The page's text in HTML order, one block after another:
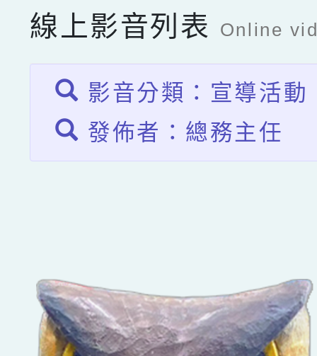
線上影音列表 Online
影音分類：宣導活動
發佈者：總務主任